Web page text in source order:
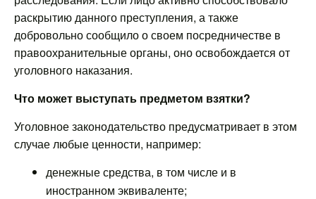
раскрытию данного преступления, а также
добровольно сообщило о своем посредничестве в
правоохранительные органы, оно освобождается от
уголовного наказания.
Что может выступать предметом взятки?
Уголовное законодательство предусматривает в этом
случае любые ценности, например:
денежные средства, в том числе и в
иностранном эквиваленте;